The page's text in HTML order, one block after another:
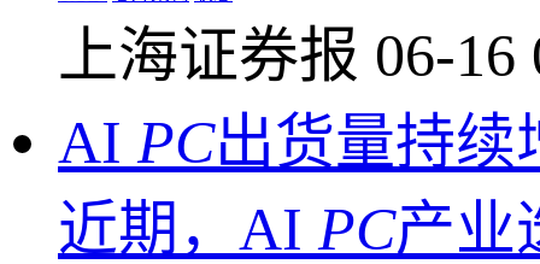
上海证券报 06-16
AI PC出货量持续
近期，AI PC产业